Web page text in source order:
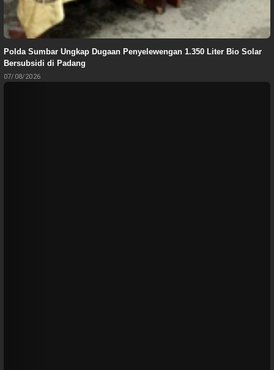
Polda Sumbar Ungkap Dugaan Penyelewengan 1.350 Liter Bio Solar
Bersubsidi di Padang
07/08/2026